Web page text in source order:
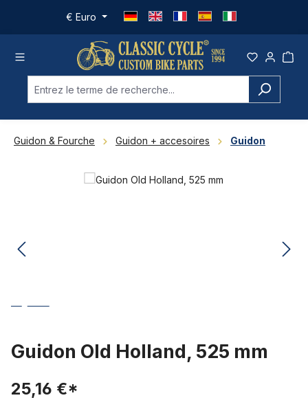
Passer au contenu principal
€ Euro
Guidon & Fourche Guidon + accesoires Guidon
Ignorer la galerie d'images
Guidon Old Holland, 525 mm
25,16 €*